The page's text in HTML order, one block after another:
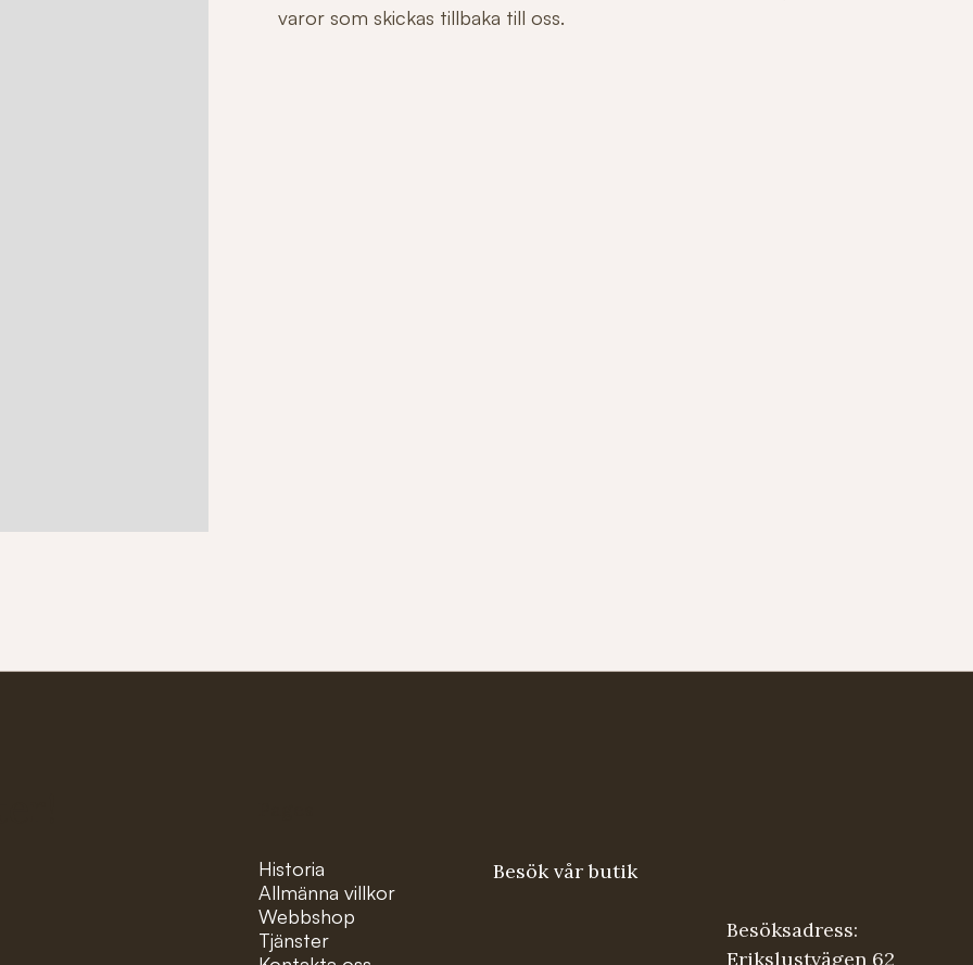
varor som skickas tillbaka till oss.
Historia
Allmänna villkor
Webbshop
Tjänster
Besök vår butik
Besöksadress:
Erikslustvägen 62